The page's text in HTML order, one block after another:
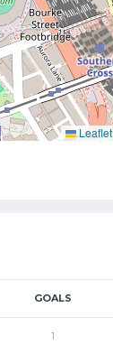
Leaflet
GOALS
1